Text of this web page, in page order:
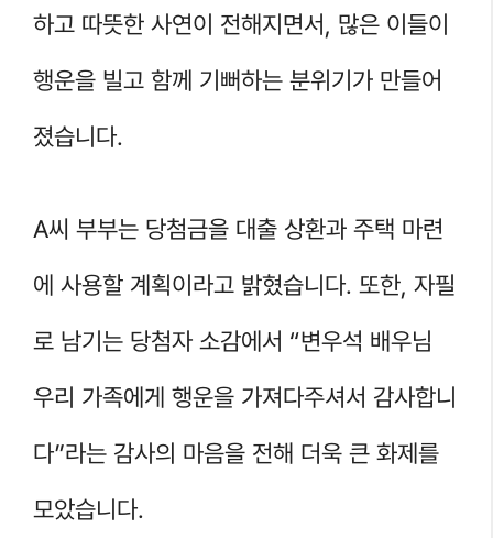
하고 따뜻한 사연이 전해지면서, 많은 이들이
행운을 빌고 함께 기뻐하는 분위기가 만들어
졌습니다.
A씨 부부는 당첨금을 대출 상환과 주택 마련
에 사용할 계획이라고 밝혔습니다. 또한, 자필
로 남기는 당첨자 소감에서 “변우석 배우님
우리 가족에게 행운을 가져다주셔서 감사합니
다”라는 감사의 마음을 전해 더욱 큰 화제를
모았습니다.